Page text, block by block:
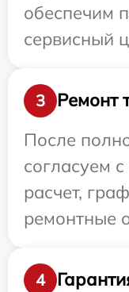
обеспечим
сервисный
3
Ремонт
После
согласуем
расчет,
ремонтные
4